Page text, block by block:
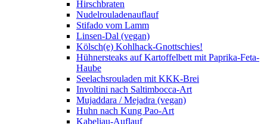
Hirschbraten
Nudelrouladenauflauf
Stifado vom Lamm
Linsen-Dal (vegan)
Kölsch(e) Kohlhack-Gnottschies!
Hühnersteaks auf Kartoffelbett mit Paprika-Feta-
Haube
Seelachsrouladen mit KKK-Brei
Involtini nach Saltimbocca-Art
Mujaddara / Mejadra (vegan)
Huhn nach Kung Pao-Art
Kabeljau-Auflauf